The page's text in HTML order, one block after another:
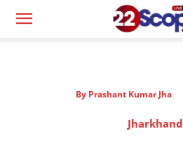
By Prashant Kumar Jha
Jharkhand